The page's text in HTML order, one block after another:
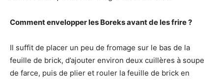
Comment envelopper les Boreks avant de les frire ?
Il suffit de placer un peu de fromage sur le bas de la
feuille de brick, d’ajouter environ deux cuillères à soupe
de farce, puis de plier et rouler la feuille de brick en